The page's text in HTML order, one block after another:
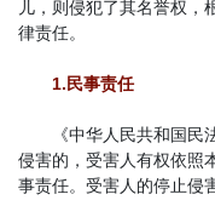
儿，则侵犯了其名誉权，
律责任。
1.民事责任
《中华人民共和国民法
侵害的，受害人有权依照
事责任。受害人的停止侵